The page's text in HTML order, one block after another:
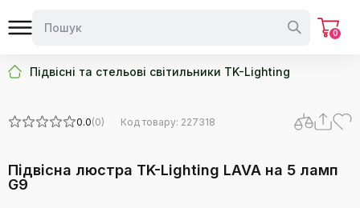
0
Підвісні та стельові світильники TK-Lighting
0.0(0) Код товару: 227318
Підвісна люстра TK-Lighting LAVA на 5 ламп
G9